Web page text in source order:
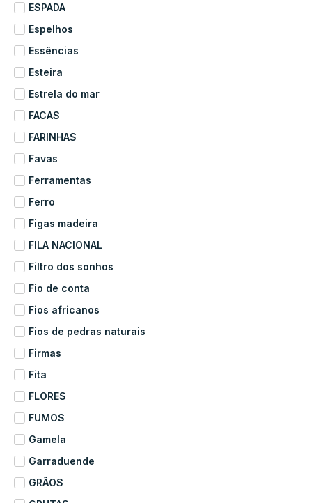
ESPADA
Espelhos
Essências
Esteira
Estrela do mar
FACAS
FARINHAS
Favas
Ferramentas
Ferro
Figas madeira
FILA NACIONAL
Filtro dos sonhos
Fio de conta
Fios africanos
Fios de pedras naturais
Firmas
Fita
FLORES
FUMOS
Gamela
Garraduende
GRÃOS